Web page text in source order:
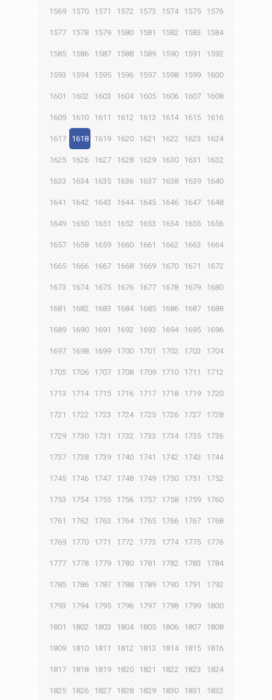
1569 1570 1571 1572 1573 1574 1575 1576
1577 1578 1579 1580 1581 1582 1583 1584
1585 1586 1587 1588 1589 1590 1591 1592
1593 1594 1595 1596 1597 1598 1599 1600
1601 1602 1603 1604 1605 1606 1607 1608
1609 1610 1611 1612 1613 1614 1615 1616
1617 1618 1619 1620 1621 1622 1623 1624
1625 1626 1627 1628 1629 1630 1631 1632
1633 1634 1635 1636 1637 1638 1639 1640
1641 1642 1643 1644 1645 1646 1647 1648
1649 1650 1651 1652 1653 1654 1655 1656
1657 1658 1659 1660 1661 1662 1663 1664
1665 1666 1667 1668 1669 1670 1671 1672
1673 1674 1675 1676 1677 1678 1679 1680
1681 1682 1683 1684 1685 1686 1687 1688
1689 1690 1691 1692 1693 1694 1695 1696
1697 1698 1699 1700 1701 1702 1703 1704
1705 1706 1707 1708 1709 1710 1711 1712
1713 1714 1715 1716 1717 1718 1719 1720
1721 1722 1723 1724 1725 1726 1727 1728
1729 1730 1731 1732 1733 1734 1735 1736
1737 1738 1739 1740 1741 1742 1743 1744
1745 1746 1747 1748 1749 1750 1751 1752
1753 1754 1755 1756 1757 1758 1759 1760
1761 1762 1763 1764 1765 1766 1767 1768
1769 1770 1771 1772 1773 1774 1775 1776
1777 1778 1779 1780 1781 1782 1783 1784
1785 1786 1787 1788 1789 1790 1791 1792
1793 1794 1795 1796 1797 1798 1799 1800
1801 1802 1803 1804 1805 1806 1807 1808
1809 1810 1811 1812 1813 1814 1815 1816
1817 1818 1819 1820 1821 1822 1823 1824
1825 1826 1827 1828 1829 1830 1831 1832